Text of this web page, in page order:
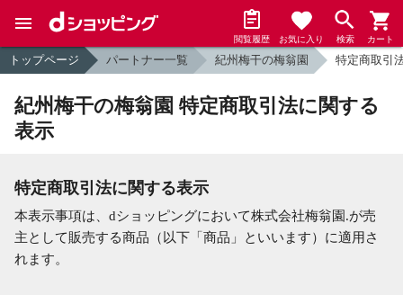
閲覧履歴 お気に入り 検索 カート
トップページ パートナー一覧 紀州梅干の梅翁園 特定商取引
紀州梅干の梅翁園 特定商取引法に関する
表示
特定商取引法に関する表示
本表示事項は、dショッピングにおいて株式会社梅翁園.が売
主として販売する商品（以下「商品」といいます）に適用さ
れます。